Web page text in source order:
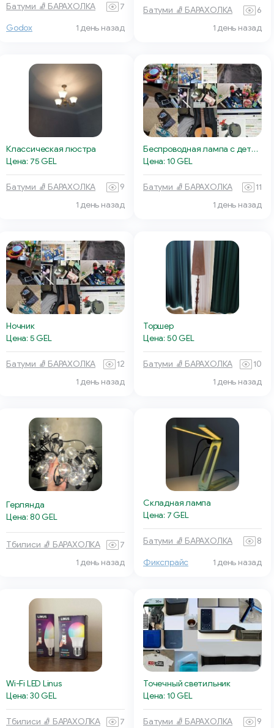
Батуми 🧦 БАРАХОЛКА 7
Godox 1 день назад
Батуми 🧦 БАРАХОЛКА
6
1 день назад
Классическая люстра
Цена: 75 GEL
Батуми 🧦 БАРАХОЛКА
9
1 день назад
Беспроводная лампа с детектором движения
Цена: 10 GEL
Батуми 🧦 БАРАХОЛКА
11
1 день назад
Ночник
Цена: 5 GEL
Батуми 🧦 БАРАХОЛКА
12
1 день назад
Торшер
Цена: 50 GEL
Батуми 🧦 БАРАХОЛКА
10
1 день назад
Герлянда
Цена: 80 GEL
Тбилиси 🧦 БАРАХОЛКА
7
1 день назад
Складная лампа
Цена: 7 GEL
Батуми 🧦 БАРАХОЛКА 8
Фикспрайс 1 день назад
Wi-Fi LED Linus
Цена: 30 GEL
Тбилиси 🧦 БАРАХОЛКА
7
Точечный светильник
Цена: 10 GEL
Батуми 🧦 БАРАХОЛКА
9